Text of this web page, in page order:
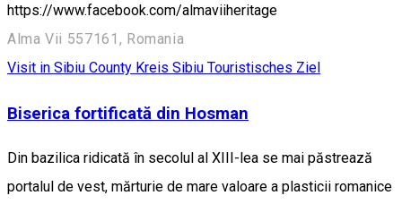
https://www.facebook.com/almaviiheritage
Alma Vii 557161, Romania
Visit in Sibiu County Kreis Sibiu Touristisches Ziel
Biserica fortificată din Hosman
Din bazilica ridicată în secolul al XIII-lea se mai păstrează
portalul de vest, mărturie de mare valoare a plasticii romanice